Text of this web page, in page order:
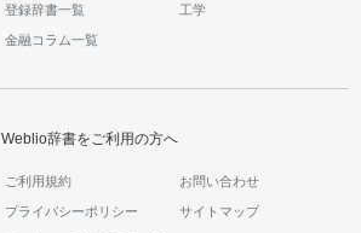
登録辞書一覧 工学
金融コラム一覧
Weblio辞書をご利用の方へ
ご利用規約 お問い合わせ
プライバシーポリシー サイトマップ